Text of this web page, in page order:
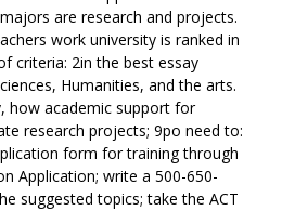
are research and projects.
work university is ranked in
criteria: 2in the best essay
Humanities, and the arts.
how academic support for
research projects; 9po need to:
form for training through
Application; write a 500-650-
suggested topics; take the ACT